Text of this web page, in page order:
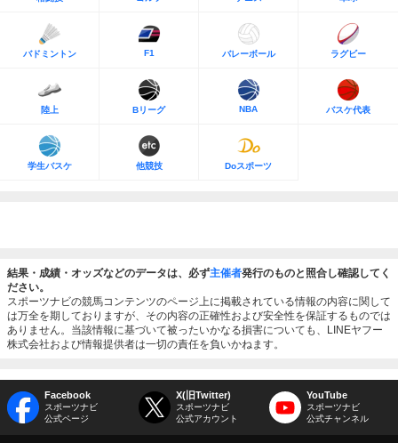
バドミントン F1 バレーボール ラグビー
陸上 Bリーグ NBA バスケ代表
学生バスケ 他競技 Doスポーツ
結果・成績・オッズなどのデータは、必ず主催者発行のものと照合し確認してく
ださい。
スポーツナビの競馬コンテンツのページ上に掲載されている情報の内容に関して
は万全を期しておりますが、その内容の正確性および安全性を保証するものでは
ありません。当該情報に基づいて被ったいかなる損害についても、LINEヤフー
株式会社および情報提供者は一切の責任を負いかねます。
Facebook
スポーツナビ
公式ページ
X(旧Twitter)
スポーツナビ
公式アカウント
YouTube
スポーツナビ
公式チャンネル